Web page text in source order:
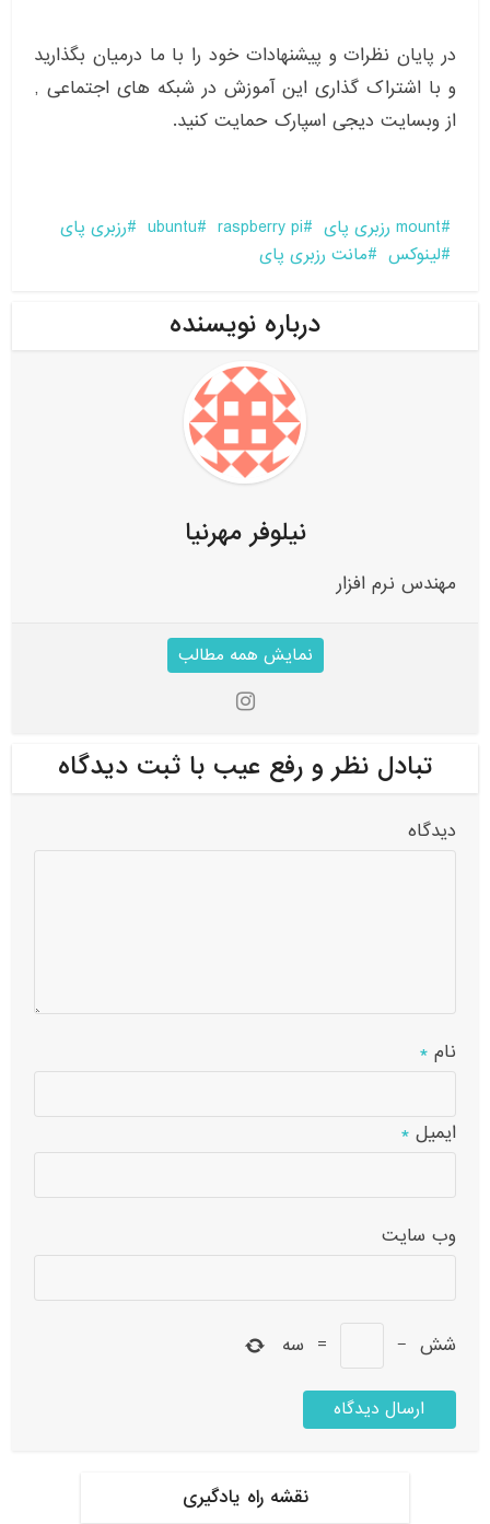
در پایان نظرات و پیشنهادات خود را با ما درمیان بگذارید
و با اشتراک گذاری این آموزش در شبکه های اجتماعی ,
از وبسایت دیجی اسپارک حمایت کنید.
mount رزبری پای raspberry pi
ubuntu
رزبری پای
لینوکس
مانت رزبری پای
درباره نویسنده
نیلوفر مهرنیا
مهندس نرم افزار
نمایش همه مطالب
تبادل نظر و رفع عیب با ثبت دیدگاه
دیدگاه
نام*
ایمیل*
وب‌ سایت
شش −
= سه
نقشه راه یادگیری